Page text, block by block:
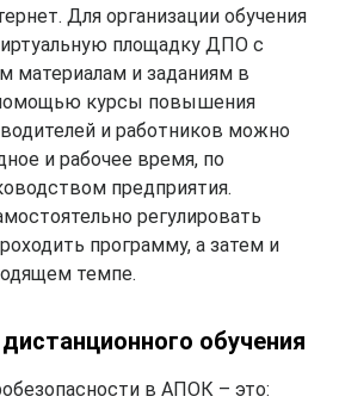
Для организации обучения
площадку ДПО с
материалам и заданиям в
курсы повышения
и работников можно
и рабочее время, по
предприятия.
регулировать
программу, а затем и
темпе.
обучения
в АПОК – это: